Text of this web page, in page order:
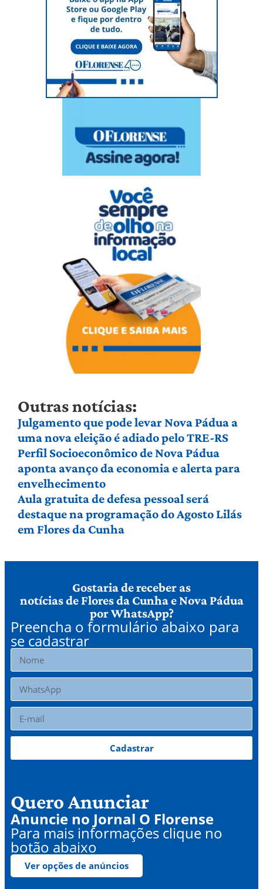
Outras notícias:
Julgamento que pode levar Nova Pádua a
uma nova eleição é adiado pelo TRE-RS
Perfil Socioeconômico de Nova Pádua
aponta avanço da economia e alerta para
envelhecimento
Aula gratuita de defesa pessoal será
destaque na programação do Agosto Lilás
em Flores da Cunha
Gostaria de receber as
notícias de Flores da Cunha e Nova Pádua
por WhatsApp?
Preencha o formulário abaixo para
se cadastrar
Cadastrar
Quero Anunciar
Anuncie no Jornal O Florense
Para mais informações clique no
botão abaixo
Ver opções de anúncios